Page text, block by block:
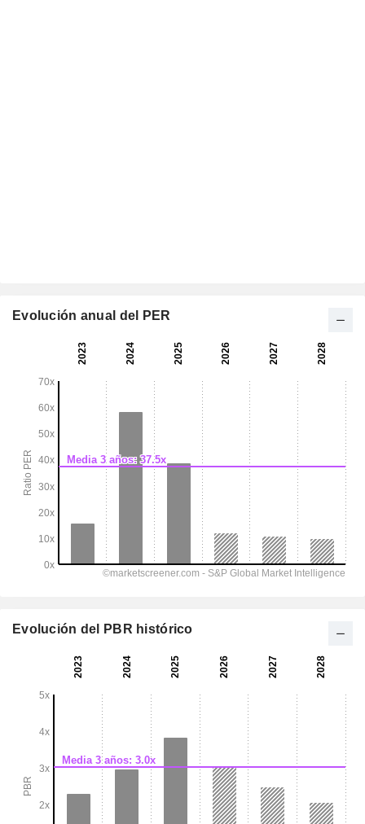
Evolución anual del PER
Evolución del PBR histórico